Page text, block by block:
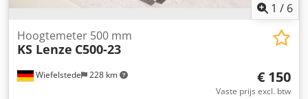
1 / 6
Wiefelstede 228 km
Hoogtemeter 500 mm
KS Lenze C500-23
€ 150
Vaste prijs excl. btw